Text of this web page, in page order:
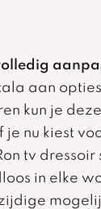
aan
kun je
nu kiest
tv dressoir
in elke